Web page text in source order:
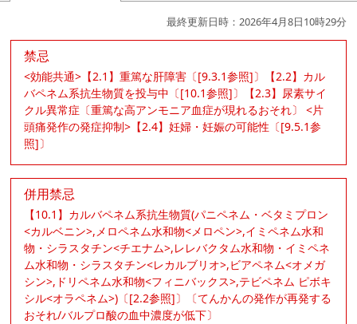
最終更新日時：2026年4月8日10時29分
禁忌
<効能共通>【2.1】重篤な肝障害〔[9.3.1参照]〕【2.2】カル
バペネム系抗生物質を投与中〔[10.1参照]〕【2.3】尿素サイ
クル異常症〔重篤な高アンモニア血症が現れるおそれ〕 <片
頭痛発作の発症抑制>【2.4】妊婦・妊娠の可能性〔[9.5.1参
照]〕
併用禁忌
【10.1】カルバペネム系抗生物質(パニペネム・ベタミプロン
<カルベニン>,メロペネム水和物<メロペン>,イミペネム水和
物・シラスタチン<チエナム>,レレバクタム水和物・イミペネ
ム水和物・シラスタチン<レカルブリオ>,ビアペネム<オメガ
シン>,ドリペネム水和物<フィニバックス>,テビペネム ピボキ
シル<オラペネム>)〔[2.2参照]〕〔てんかんの発作が再発する
おそれ/バルプロ酸の血中濃度が低下〕